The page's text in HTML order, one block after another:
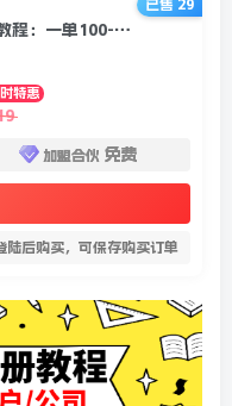
（2838期）最新注册营业执照出证教程：一单100-500，日赚300+无任何问题（全国通用）
特惠
加盟合伙 免费
陆后购买，可保存购买订单
已售 29